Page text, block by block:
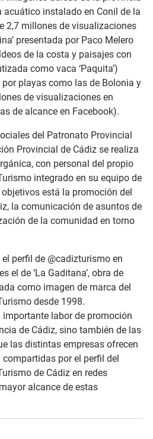
acuático instalado en Conil de la
2,7 millones de visualizaciones
presentada por Paco Melero
de la costa y paisajes con
como vaca ‘Paquita’)
playas como las de Bolonia y
de visualizaciones en
de alcance en Facebook).
del Patronato Provincial
Provincial de Cádiz se realiza
con personal del propio
integrado en su equipo de
está la promoción del
la comunicación de asuntos de
de la comunidad en torno
perfil de @cadizturismo en
el de ‘La Gaditana’, obra de
como imagen de marca del
desde 1998.
labor de promoción
de Cádiz, sino también de las
las distintas empresas ofrecen
por el perfil del
de Cádiz en redes
alcance de estas